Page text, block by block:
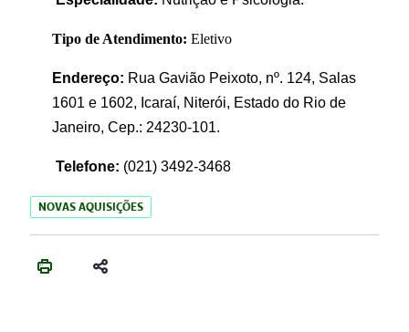
Tipo de Atendimento: Eletivo
Endereço: Rua Gavião Peixoto, nº. 124, Salas
1601 e 1602, Icaraí, Niterói, Estado do Rio de
Janeiro, Cep.: 24230-101.
Telefone: (021) 3492-3468
NOVAS AQUISIÇÕES